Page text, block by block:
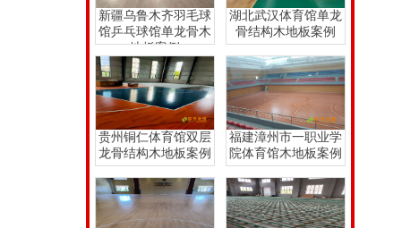
新疆乌鲁木齐羽毛球
馆乒乓球馆单龙骨木
地板案例
湖北武汉体育馆单龙
骨结构木地板案例
贵州铜仁体育馆双层
龙骨结构木地板案例
福建漳州市一职业学
院体育馆木地板案例